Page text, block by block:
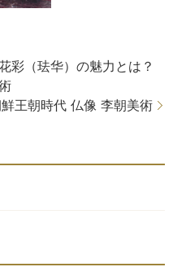
彩（珐华）の魅力とは？
王朝時代 仏像 李朝美術